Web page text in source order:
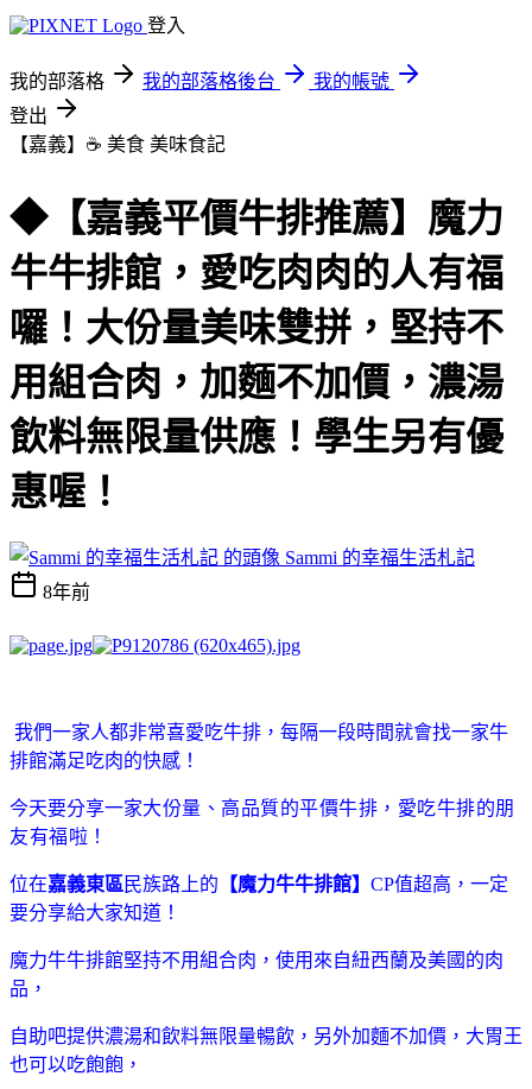
登入
我的部落格 我的部落格後台
我的帳號
登出
【嘉義】☕ 美食 美味食記
◆【嘉義平價牛排推薦】魔力
牛牛排館，愛吃肉肉的人有福
囉！大份量美味雙拼，堅持不
用組合肉，加麵不加價，濃湯
飲料無限量供應！學生另有優
惠喔！
Sammi 的幸福生活札記
8年前
我們一家人都非常喜愛吃牛排，每隔一段時間就會找一家牛
排館滿足吃肉的快感！
今天要分享一家大份量、高品質的平價牛排，愛吃牛排的朋
友有福啦！
位在嘉義東區 民族路上的 【魔力牛牛排館】 CP值超高，一定
要分享給大家知道！
魔力牛牛排館堅持不用組合肉，使用來自紐西蘭及美國的肉
品，
自助吧提供濃湯和飲料無限量暢飲，另外加麵不加價，大胃王
也可以吃飽飽，